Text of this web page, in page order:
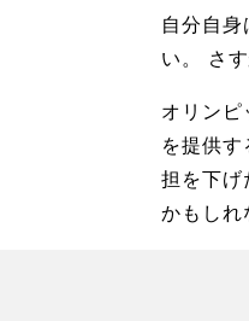
自分自
い。 さ
オリンピ
を提供
担を下げ
かもしれ